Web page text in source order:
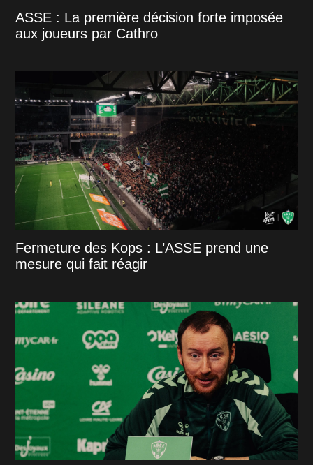
ASSE : La première décision forte imposée
aux joueurs par Cathro
Fermeture des Kops : L’ASSE prend une
mesure qui fait réagir